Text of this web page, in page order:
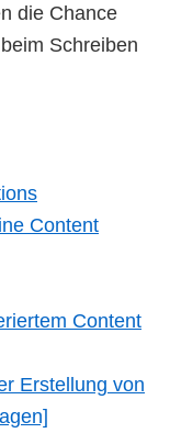
die Chance
Schreiben
Content
Content
Erstellung von